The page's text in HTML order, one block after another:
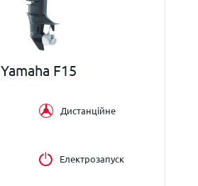
Yamaha F15
Дистанційне
Електрозапуск